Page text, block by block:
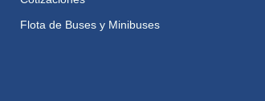
Flota de Buses y Minibuses